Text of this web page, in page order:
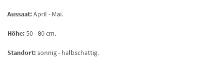
Aussaat:April - Mai.
Höhe:50 - 80 cm.
Standort:sonnig - halbschattig.